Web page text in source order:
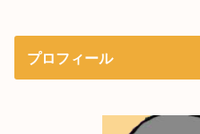
プロフィール